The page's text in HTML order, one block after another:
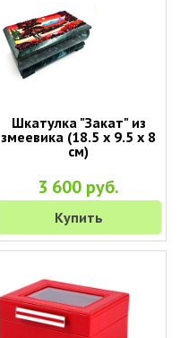
Шкатулка "Закат" из
змеевика (18.5 х 9.5 х 8
см)
3 600 руб.
Купить